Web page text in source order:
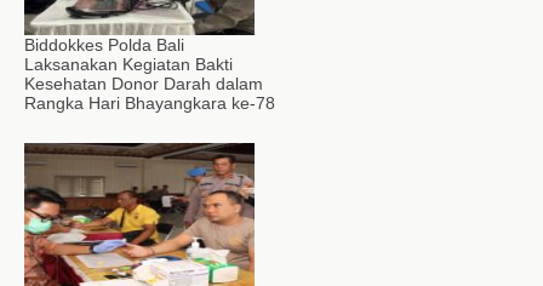
Biddokkes Polda Bali
Laksanakan Kegiatan Bakti
Kesehatan Donor Darah dalam
Rangka Hari Bhayangkara ke-78